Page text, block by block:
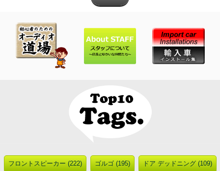
フロントスピーカー (222) ゴルゴ (195) ドア デッドニング (109)